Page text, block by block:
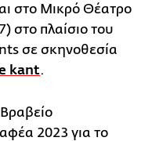
στο Μικρό Θέατρο
στο πλαίσιο του
σε σκηνοθεσία
kant.
2023 για το